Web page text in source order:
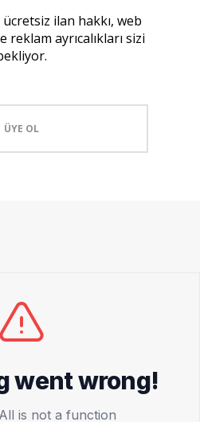
ilan hakkı, web
reklam ayrıcalıkları sizi
ÜYE OL